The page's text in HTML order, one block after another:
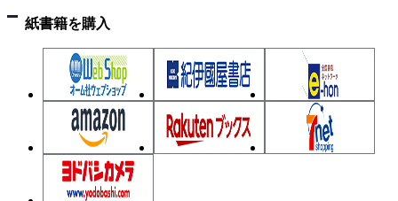
紙書籍を購入